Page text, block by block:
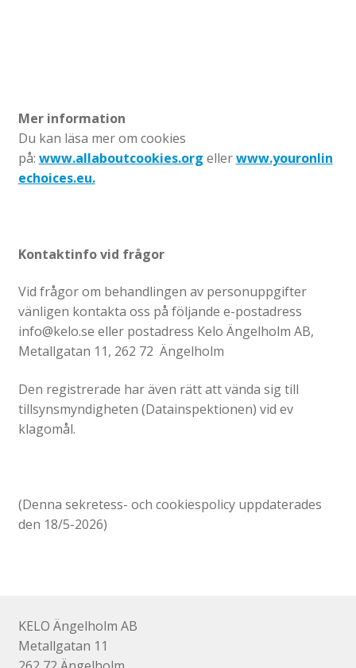
Mer information
Du kan läsa mer om cookies
på: www.allaboutcookies.org ellerwww.youronlin
echoices.eu.
Kontaktinfo vid frågor
Vid frågor om behandlingen av personuppgifter
vänligen kontakta oss på följande e-postadress
info@kelo.se eller postadress Kelo Ängelholm AB,
Metallgatan 11, 262 72 Ängelholm
Den registrerade har även rätt att vända sig till
tillsynsmyndigheten (Datainspektionen) vid ev
klagomål.
(Denna sekretess- och cookiespolicy uppdaterades
den 18/5-2026)
KELO Ängelholm AB
Metallgatan 11